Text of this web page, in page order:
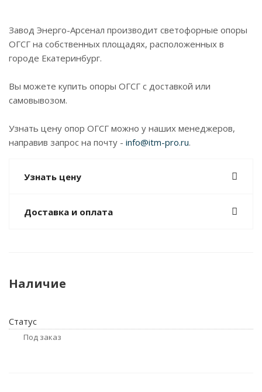
Завод Энерго-Арсенал производит светофорные опоры
ОГСГ на собственных площадях, расположенных в
городе Екатеринбург.
Вы можете купить опоры ОГСГ с доставкой или
самовывозом.
Узнать цену опор ОГСГ можно у наших менеджеров,
направив запрос на почту - info@itm-pro.ru.
Узнать цену
Доставка и оплата
Наличие
Статус
Под заказ